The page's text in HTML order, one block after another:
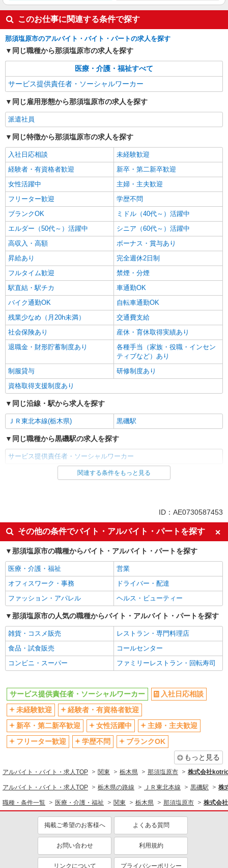
このお仕事に関連する条件で探す
那須塩原市のアルバイト・バイト・パートの求人を探す
同じ職種から那須塩原市の求人を探す
医療・介護・福祉すべて
サービス提供責任者・ソーシャルワーカー
同じ雇用形態から那須塩原市の求人を探す
派遣社員
同じ特徴から那須塩原市の求人を探す
入社日応相談
未経験歓迎
経験者・有資格者歓迎
新卒・第二新卒歓迎
女性活躍中
主婦・主夫歓迎
フリーター歓迎
学歴不問
ブランクOK
ミドル（40代～）活躍中
エルダー（50代～）活躍中
シニア（60代～）活躍中
高収入・高額
ボーナス・賞与あり
昇給あり
完全週休2日制
フルタイム歓迎
禁煙・分煙
駅直結・駅チカ
車通勤OK
バイク通勤OK
自転車通勤OK
残業少なめ（月20h未満）
交通費支給
社会保険あり
産休・育休取得実績あり
退職金・財形貯蓄制度あり
各種手当（家族・役職・インセン
ティブなど）あり
制服貸与
研修制度あり
資格取得支援制度あり
同じ沿線・駅から求人を探す
ＪＲ東北本線(栃木県) 黒磯駅
同じ職種から黒磯駅の求人を探す
サービス提供責任者・ソーシャルワーカー
同じ雇用形態から黒磯駅の求人を探す
入社日応相談
未経験歓迎
経験者・有資格者歓迎
新卒・第二新卒歓迎
女性活躍中
主婦・主夫歓迎
フリーター歓迎
学歴不問
ブランクOK
ミドル（40代～）活躍中
エルダー（50代～）活躍中
シニア（60代～）活躍中
高収入・高額
ボーナス・賞与あり
昇給あり
完全週休2日制
フルタイム歓迎
禁煙・分煙
駅直結・駅チカ
車通勤OK
残業少なめ（月20h未満）
交通費支給
社会保険あり
産休・育休取得実績あり
退職金・財形貯蓄制度あり
各種手当（家族・役職・インセン
ティブなど）あり
制服貸与
研修制度あり
同じ職種から求人を探す
サービス提供責任者・ソーシャルワーカー
同じ特徴から求人を探す
ミドル（40代～）活躍中
ボーナス・賞与あり
車通勤OK
関連する条件をもっと見る
ID：AE0730587453
その他の条件でバイト・アルバイト・パートを探す
那須塩原市の職種からバイト・アルバイト・パートを探す
医療・介護・福祉
営業
オフィスワーク・事務
ドライバー・配達
ファッション・アパレル
ヘルス・ビューティー
那須塩原市の人気の職種からバイト・アルバイト・パートを探す
雑貨・コスメ販売
レストラン・専門料理店
食品・試食販売
コールセンター
コンビニ・スーパー
ファミリーレストラン・回転寿司
サービス提供責任者・ソーシャルワーカー
入社日応相談
未経験歓迎
経験者・有資格者歓迎
新卒・第二新卒歓迎
女性活躍中
主婦・主夫歓迎
フリーター歓迎
学歴不問
ブランクOK
もっと見る
アルバイト・バイト・求人TOP 関東 栃木県 那須塩原市 株式会社
アルバイト・バイト・求人TOP 栃木県の路線 ＪＲ東北本線 黒磯駅 株
職種・条件一覧 医療・介護・福祉 関東 栃木県 那須塩原市 株式会
掲載ご希望のお客様へ よくある質問
お問い合わせ 利用規約
リンクについて プライバシーポリシー